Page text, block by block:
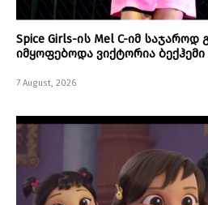
Spice Girls-ის Mel C-იმ
იმყოფებოდა ვიქტორია
7 August, 2026